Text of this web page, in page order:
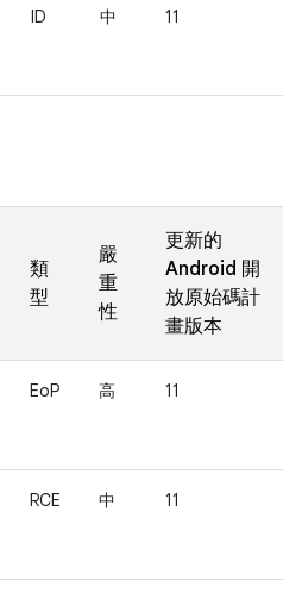
ID 中 11
類
型
嚴
重
性
更新的
Android 開
放原始碼計
畫版本
EoP 高 11
RCE 中 11